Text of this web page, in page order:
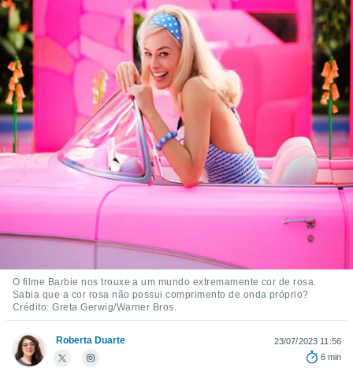
digital
ou
permite-
a nossa
botão
a
todos os
ou
o
no
ACEITAR
E
CONTINUAR
O filme Barbie nos trouxe a um mundo extremamente cor de rosa.
Sabia que a cor rosa não possui comprimento de onda próprio?
Crédito: Greta Gerwig/Warner Bros.
Roberta Duarte
23/07/2023 11:56
6 min